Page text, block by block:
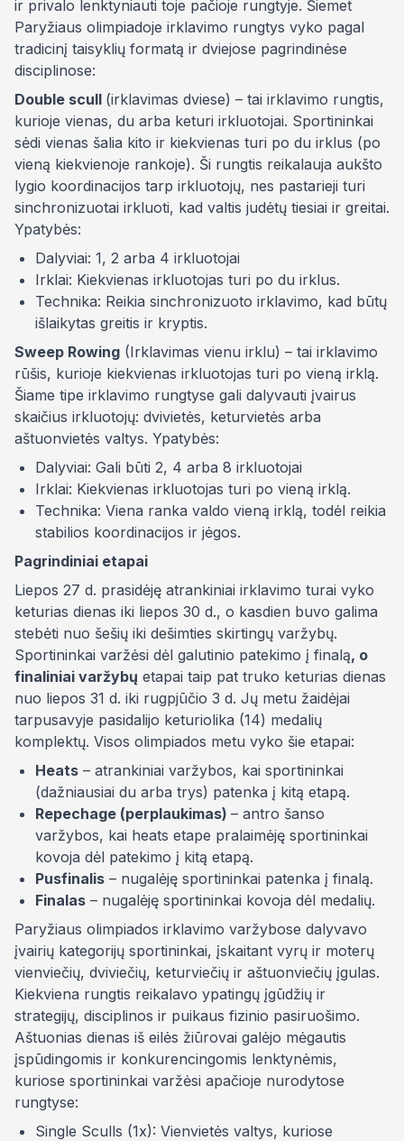
ir privalo lenktyniauti toje pačioje rungtyje. Šiemet
Paryžiaus olimpiadoje irklavimo rungtys vyko pagal
tradicinį taisyklių formatą ir dviejose pagrindinėse
disciplinose:
Double scull (irklavimas dviese) – tai irklavimo rungtis,
kurioje vienas, du arba keturi irkluotojai. Sportininkai
sėdi vienas šalia kito ir kiekvienas turi po du irklus (po
vieną kiekvienoje rankoje). Ši rungtis reikalauja aukšto
lygio koordinacijos tarp irkluotojų, nes pastarieji turi
sinchronizuotai irkluoti, kad valtis judėtų tiesiai ir greitai.
Ypatybės:
Dalyviai: 1, 2 arba 4 irkluotojai
Irklai: Kiekvienas irkluotojas turi po du irklus.
Technika: Reikia sinchronizuoto irklavimo, kad būtų
išlaikytas greitis ir kryptis.
Sweep Rowing (Irklavimas vienu irklu) – tai irklavimo
rūšis, kurioje kiekvienas irkluotojas turi po vieną irklą.
Šiame tipe irklavimo rungtyse gali dalyvauti įvairus
skaičius irkluotojų: dvivietės, keturvietės arba
aštuonvietės valtys. Ypatybės:
Dalyviai: Gali būti 2, 4 arba 8 irkluotojai
Irklai: Kiekvienas irkluotojas turi po vieną irklą.
Technika: Viena ranka valdo vieną irklą, todėl reikia
stabilios koordinacijos ir jėgos.
Pagrindiniai etapai
Liepos 27 d. prasidėję atrankiniai irklavimo turai vyko
keturias dienas iki liepos 30 d., o kasdien buvo galima
stebėti nuo šešių iki dešimties skirtingų varžybų.
Sportininkai varžėsi dėl galutinio patekimo į finalą, o
finaliniai varžybų etapai taip pat truko keturias dienas
nuo liepos 31 d. iki rugpjūčio 3 d. Jų metu žaidėjai
tarpusavyje pasidalijo keturiolika (14) medalių
komplektų. Visos olimpiados metu vyko šie etapai:
Heats – atrankiniai varžybos, kai sportininkai
(dažniausiai du arba trys) patenka į kitą etapą.
Repechage (perplaukimas) – antro šanso
varžybos, kai heats etape pralaimėję sportininkai
kovoja dėl patekimo į kitą etapą.
Pusfinalis – nugalėję sportininkai patenka į finalą.
Finalas – nugalėję sportininkai kovoja dėl medalių.
Paryžiaus olimpiados irklavimo varžybose dalyvavo
įvairių kategorijų sportininkai, įskaitant vyrų ir moterų
vienviečių, dviviečių, keturviečių ir aštuonviečių įgulas.
Kiekviena rungtis reikalavo ypatingų įgūdžių ir
strategijų, disciplinos ir puikaus fizinio pasiruošimo.
Aštuonias dienas iš eilės žiūrovai galėjo mėgautis
įspūdingomis ir konkurencingomis lenktynėmis,
kuriose sportininkai varžėsi apačioje nurodytose
rungtyse:
Single Sculls (1x): Vienvietės valtys, kuriose